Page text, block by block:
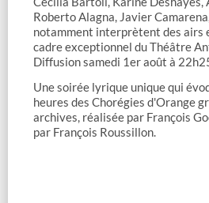
Roberto Alagna, Javier
notamment interprètent des airs
cadre exceptionnel du Théâtre
Diffusion samedi 1er août à
Une soirée lyrique unique qui
heures des Chorégies d'Orange
archives, réalisée par François
par François Roussillon.